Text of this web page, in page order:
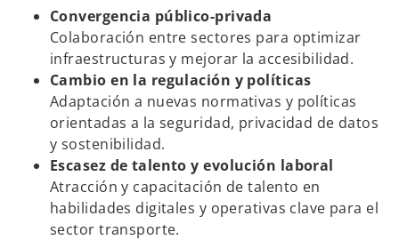
Convergencia público-privada
Colaboración entre sectores para optimizar
infraestructuras y mejorar la accesibilidad.
Cambio en la regulación y políticas
Adaptación a nuevas normativas y políticas
orientadas a la seguridad, privacidad de datos
y sostenibilidad.
Escasez de talento y evolución laboral
Atracción y capacitación de talento en
habilidades digitales y operativas clave para el
sector transporte.